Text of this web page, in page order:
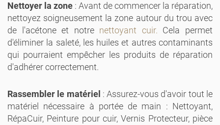
Nettoyer la zone : Avant de commencer la réparation,
nettoyez soigneusement la zone autour du trou avec
de l'acétone et notre nettoyant cuir. Cela permet
d'éliminer la saleté, les huiles et autres contaminants
qui pourraient empêcher les produits de réparation
d'adhérer correctement.
Rassembler le matériel : Assurez-vous d'avoir tout le
matériel nécessaire à portée de main : Nettoyant,
RépaCuir, Peinture pour cuir, Vernis Protecteur, pièce